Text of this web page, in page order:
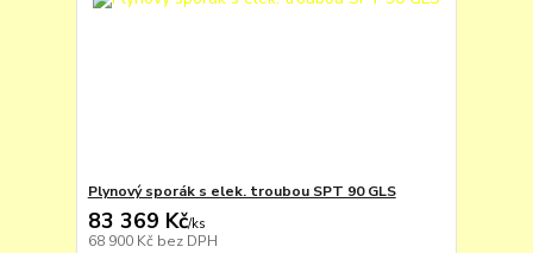
Plynový sporák s elek. troubou SPT 90 GLS
83 369 Kč/ks
68 900 Kč bez DPH